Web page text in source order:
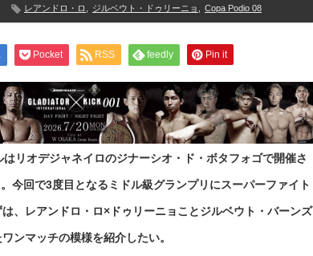
レアンドロ・ロ ジルベウト・ドゥリーニョ Copa Podio 08
Pocket RSS feedly Pin it
リオデジャネイロのジナーシオ・ド・ボタフォゴで開催さ
今回で3度目となるミドル級グランプリにスーパーファイト
、レアンドロ・ロ×ドゥリーニョことジルベウト・バーンズ
ンマッチの模様を紹介したい。